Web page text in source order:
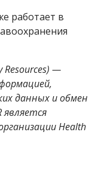
работает в
Resources) —
данных и обмен
является
Health